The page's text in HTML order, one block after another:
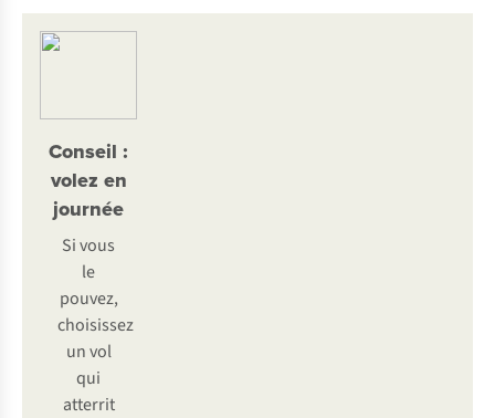
Conseil :
volez en
journée
Si vous
le
pouvez,
choisissez
un vol
qui
atterrit